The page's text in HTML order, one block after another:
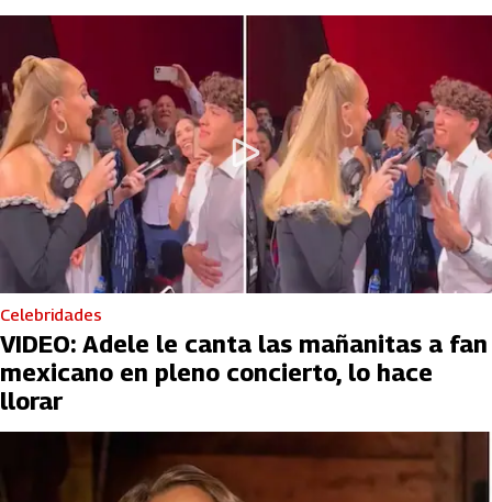
Celebridades
VIDEO: Adele le canta las mañanitas a fan
mexicano en pleno concierto, lo hace
llorar